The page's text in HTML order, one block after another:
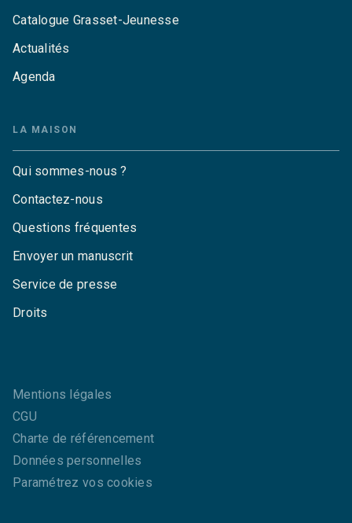
Catalogue Grasset-Jeunesse
Actualités
Agenda
LA MAISON
Qui sommes-nous ?
Contactez-nous
Questions fréquentes
Envoyer un manuscrit
Service de presse
Droits
Mentions légales
CGU
Charte de référencement
Données personnelles
Paramétrez vos cookies